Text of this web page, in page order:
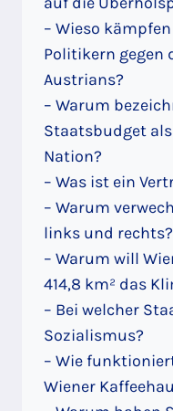
– Wieso
Politikern gegen
Austrians?
– Warum
Staatsbudget
Nation?
– Was ist ein
– Warum
links und rechts?
– Warum will
414,8 km² das
– Bei welcher
Sozialismus?
– Wie
Wiener